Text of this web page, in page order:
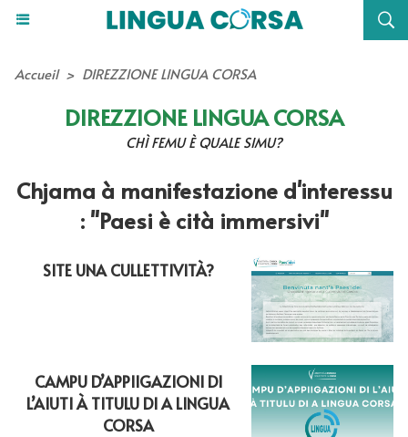
Accueil > DIREZZIONE LINGUA CORSA
DIREZZIONE LINGUA CORSA
CHÌ FEMU È QUALE SIMU?
Chjama à manifestazione d'interessu
: "Paesi è cità immersivi"
SITE UNA CULLETTIVITÀ?
CAMPU D’APPIIGAZIONI DI
L’AIUTI À TITULU DI A LINGUA
CORSA